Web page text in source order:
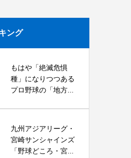
ング
もはや「絶滅危惧
種」になりつつある
プロ野球の「地方...
九州アジアリーグ・
宮崎サンシャインズ
「野球どころ・宮...